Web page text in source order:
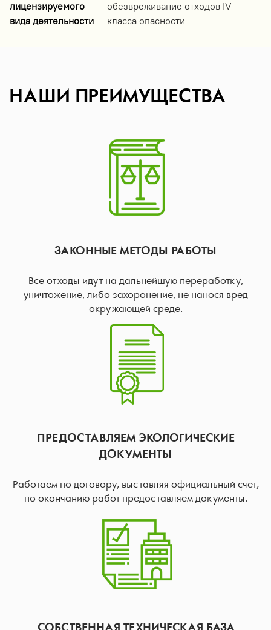
лицензируемого
вида деятельности
обезвреживание отходов IV
класса опасности
НАШИ ПРЕИМУЩЕСТВА
ЗАКОННЫЕ МЕТОДЫ РАБОТЫ
Все отходы идут на дальнейшую переработку,
уничтожение, либо захоронение, не нанося вред
окружающей среде.
ПРЕДОСТАВЛЯЕМ ЭКОЛОГИЧЕСКИЕ
ДОКУМЕНТЫ
Работаем по договору, выставляя официальный счет,
по окончанию работ предоставляем документы.